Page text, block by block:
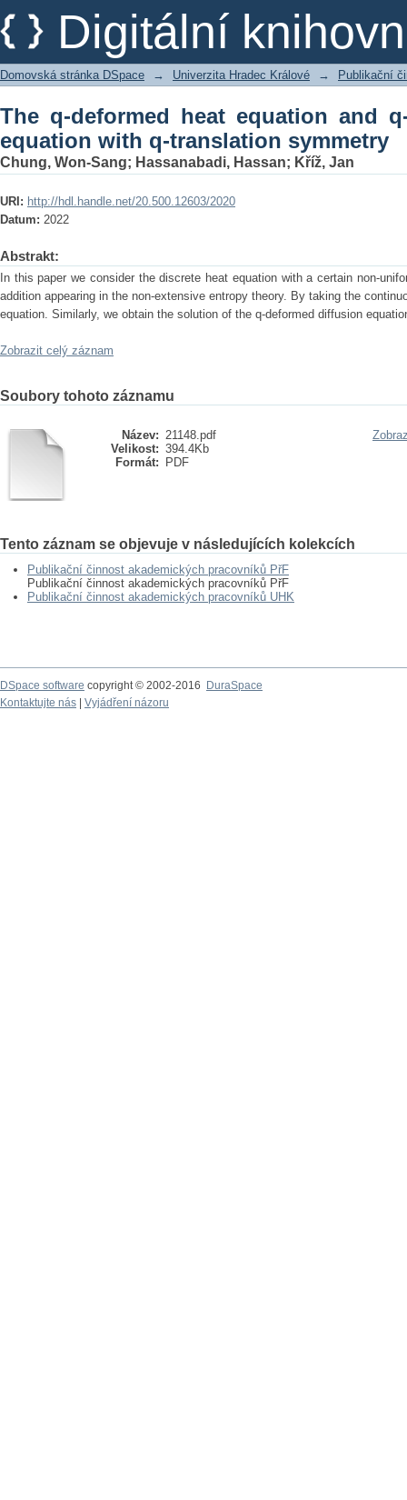
Digitální
The q-deformed heat equation
translation symmetry
Domovská stránka DSpace → Univerzita Hradec Králové → Publikační
The q-deformed heat equation and
equation with q-translation symmetry
Chung, Won-Sang; Hassanabadi, Hassan; Kříž, Jan
URI: http://hdl.handle.net/20.500.12603/2020
Datum: 2022
Abstrakt:
In this paper we consider the discrete heat equation with a certain non-
addition appearing in the non-extensive entropy theory. By taking the
equation. Similarly, we obtain the solution of the q-deformed diffusion
Zobrazit celý záznam
Soubory tohoto záznamu
Název: 21148.pdf
Velikost: 394.4Kb
Formát:
PDF
Tento záznam se objevuje v následujících kolekcích
Publikační činnost akademických pracovníků PřF
Publikační činnost akademických pracovníků PřF
Publikační činnost akademických pracovníků UHK
DSpace software copyright © 2002-2016
DuraSpace
Kontaktujte nás
Vyjádření názoru